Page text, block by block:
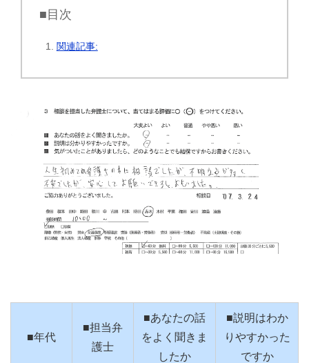
■目次
関連記事:
■年代
■担当弁
護士
■あなたの話
をよく聞きま
したか
■説明はわか
りやすかった
ですか